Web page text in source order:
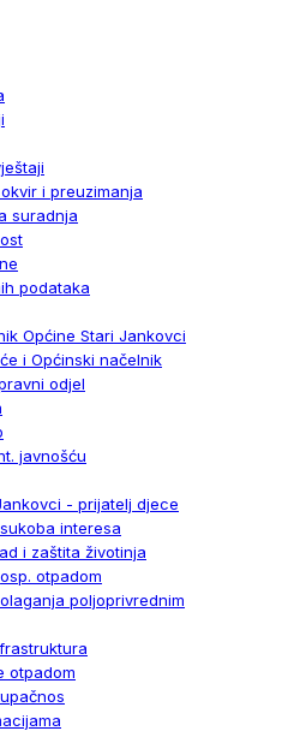
i preuzimanja
suradnja
podataka
Općine Stari Jankovci
i Općinski načelnik
odjel
javnošću
- prijatelj djece
interesa
i zaštita životinja
otpadom
poljoprivrednim
otpadom